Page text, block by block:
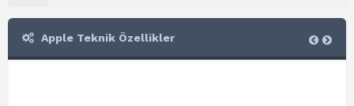
Apple Teknik Özellikler